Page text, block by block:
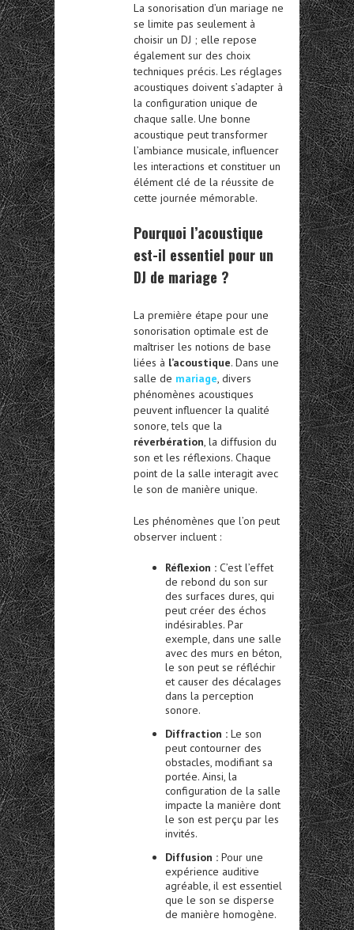
La sonorisation d’un mariage ne
se limite pas seulement à
choisir un DJ ; elle repose
également sur des choix
techniques précis. Les réglages
acoustiques doivent s’adapter à
la configuration unique de
chaque salle. Une bonne
acoustique peut transformer
l’ambiance musicale, influencer
les interactions et constituer un
élément clé de la réussite de
cette journée mémorable.
Pourquoi l’acoustique
est-il essentiel pour un
DJ de mariage ?
La première étape pour une
sonorisation optimale est de
maîtriser les notions de base
liées à l’acoustique. Dans une
salle de mariage, divers
phénomènes acoustiques
peuvent influencer la qualité
sonore, tels que la
réverbération, la diffusion du
son et les réflexions. Chaque
point de la salle interagit avec
le son de manière unique.
Les phénomènes que l’on peut
observer incluent :
Réflexion : C’est l’effet
de rebond du son sur
des surfaces dures, qui
peut créer des échos
indésirables. Par
exemple, dans une salle
avec des murs en béton,
le son peut se réfléchir
et causer des décalages
dans la perception
sonore.
Diffraction : Le son
peut contourner des
obstacles, modifiant sa
portée. Ainsi, la
configuration de la salle
impacte la manière dont
le son est perçu par les
invités.
Diffusion : Pour une
expérience auditive
agréable, il est essentiel
que le son se disperse
de manière homogène.